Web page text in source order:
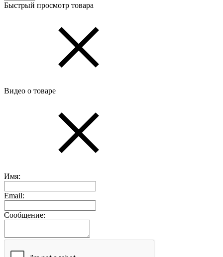
Быстрый просмотр товара
Видео о товаре
Имя:
Email:
Сообщение: